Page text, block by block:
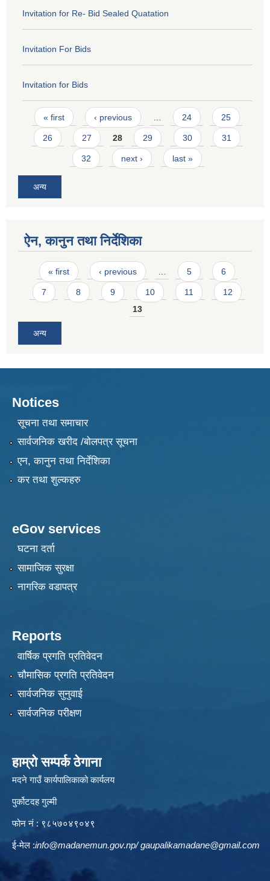
Invitation for Re- Bid Sealed Quatation
Invitation For Bids
Invitation for Bids
Pages
« first ‹ previous … 24 25
26 27 28 29 30 31
32 next › last »
अन्य
ऐन, कानुन तथा निर्देशिका
Pages
« first ‹ previous 5 6
7 8 9 10 11
12
13
अन्य
Notices
सूचना तथा समाचार
सार्वजनिक खरीद /बोलपत्र सूचना
एन, कानुन तथा निर्देशिका
कर तथा शुल्कहरु
eGov services
घटना दर्ता
सामाजिक सुरक्षा
नागरिक वडापत्र
Reports
वार्षिक प्रगति प्रतिवेदन
चौमासिक प्रगति प्रतिवेदन
सार्वजनिक सुनुवाई
सार्वजनिक परीक्षण
हाम्रो सम्पर्क ठेगाना
मदने गाउँ कार्यपालिकाको कार्यलय
पुर्कोटदह गुल्मी
फोन नं : ९८५७०४९०४९
ई-मेल :info@madanemun.gov.np/gaupalikamadane@gmail.com